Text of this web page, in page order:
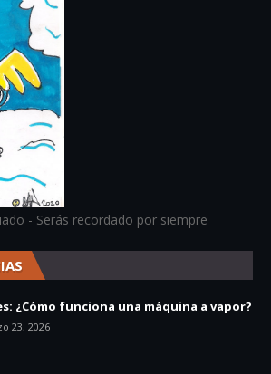
- Serás recordado por siempre
¿Cómo funciona una máquina a vapor?
23, 2026